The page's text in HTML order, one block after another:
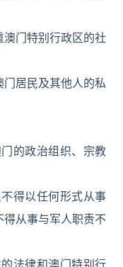
门特别行政区的社
居民及其他人的私
的政治组织、宗教
得以任何形式从事
从事与军人职责不
法律和澳门特别行